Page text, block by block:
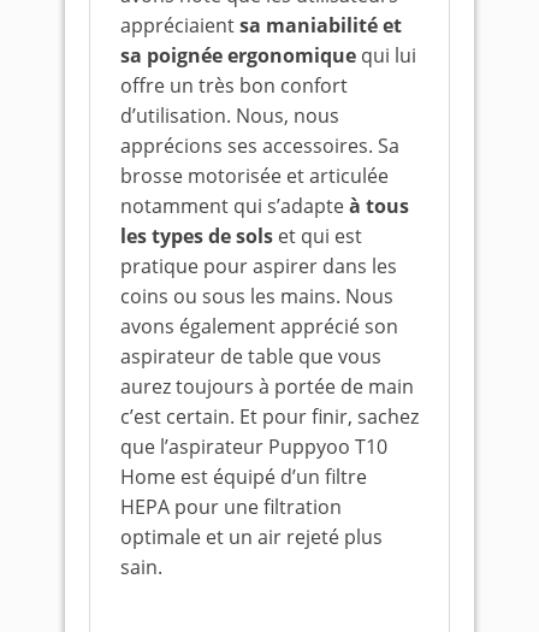
appréciaientsa maniabilité et
sa poignée ergonomique qui lui
offre un très bon confort
d’utilisation. Nous, nous
apprécions ses accessoires. Sa
brosse motorisée et articulée
notamment qui s’adapteà tous
les types de sols et qui est
pratique pour aspirer dans les
coins ou sous les mains. Nous
avons également apprécié son
aspirateur de table que vous
aurez toujours à portée de main
c’est certain. Et pour finir, sachez
que l’aspirateur Puppyoo T10
Home est équipé d’un filtre
HEPA pour une filtration
optimale et un air rejeté plus
sain.